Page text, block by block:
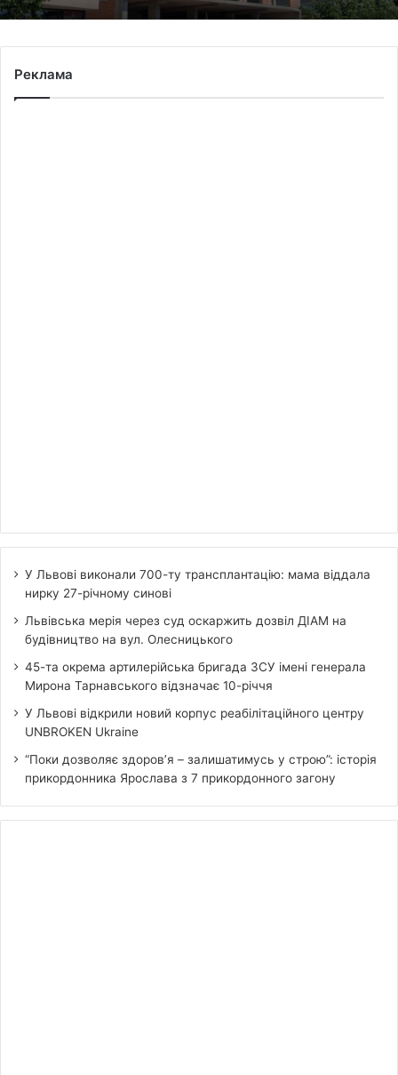
Реклама
У Львові виконали 700-ту трансплантацію: мама віддала
нирку 27-річному синові
Львівська мерія через суд оскаржить дозвіл ДІАМ на
будівництво на вул. Олесницького
45-та окрема артилерійська бригада ЗСУ імені генерала
Мирона Тарнавського відзначає 10-річчя
У Львові відкрили новий корпус реабілітаційного центру
UNBROKEN Ukraine
“Поки дозволяє здоров’я – залишатимусь у строю”: історія
прикордонника Ярослава з 7 прикордонного загону